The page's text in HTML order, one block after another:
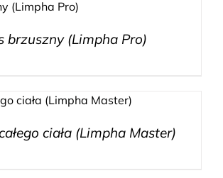
brzuszny (Limpha Pro)
ciała (Limpha Master)